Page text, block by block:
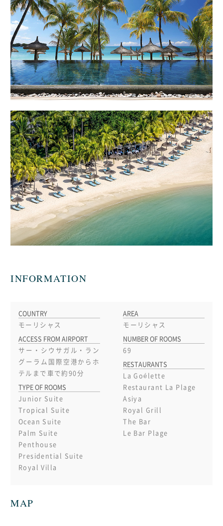
INFORMATION
COUNTRY
モーリシャス
ACCESS FROM AIRPORT
サー・シウサガル・ラン
グーラム国際空港からホ
テルまで車で約90分
TYPE OF ROOMS
Junior Suite
Tropical Suite
Ocean Suite
Palm Suite
Penthouse
Presidential Suite
Royal Villa
AREA
モーリシャス
NUMBER OF ROOMS
69
RESTAURANTS
La Goélette
Restaurant La Plage
Asiya
Royal Grill
The Bar
Le Bar Plage
MAP